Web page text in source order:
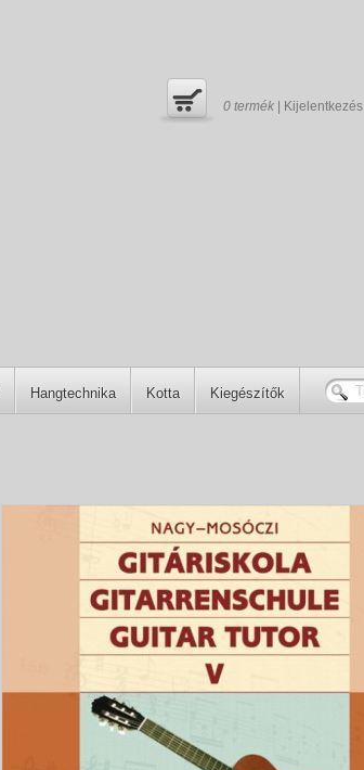
0 termék | Kijelentkezés
Hangtechnika Kotta Kiegészítők